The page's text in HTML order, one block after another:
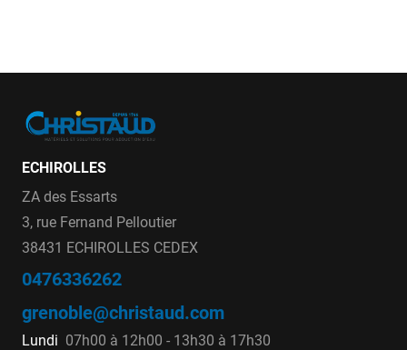
ECHIROLLES
ZA des Essarts
3, rue Fernand Pelloutier
38431 ECHIROLLES CEDEX
0476336262
grenoble@christaud.com
Lundi 07h00 à 12h00 - 13h30 à 17h30